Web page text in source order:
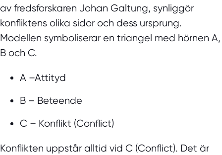
av fredsforskaren Johan Galtung, synliggör
konfliktens olika sidor och dess ursprung.
Modellen symboliserar en triangel med hörnen A,
B och C.
A –Attityd
B – Beteende
C – Konflikt (Conflict)
Konflikten uppstår alltid vid C (Conflict). Det är